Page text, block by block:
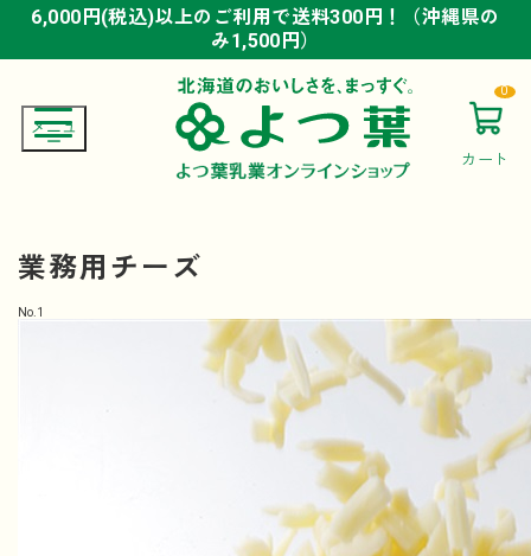
6,000円(税込)以上のご利用で送料300円！（沖縄県の
み1,500円）
6,000円(税込)以上のご利用で送料300円！（沖縄県の
み1,500円）
6,000円(税込)以上のご利用で送料300円！（沖縄県の
み1,500円）
カート
0
業務用チーズ
No. 1